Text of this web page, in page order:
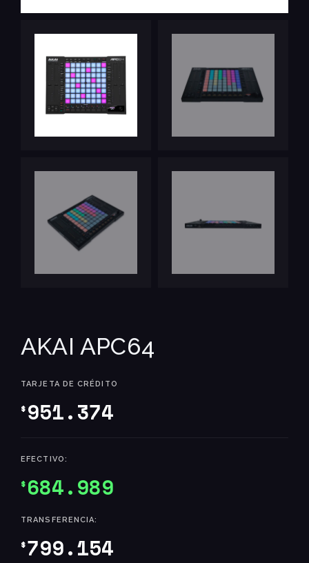
AKAI APC64
$951.374
TARJETA DE CRÉDITO
$684.989
EFECTIVO:
$799.154
TRANSFERENCIA: